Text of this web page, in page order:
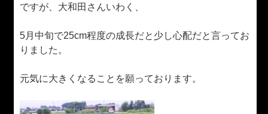
ですが、大和田さんいわく、
5月中旬で25cm程度の成長だと少し心配だと言ってお
りました。
元気に大きくなることを願っております。